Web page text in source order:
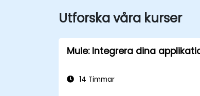
Utforska våra kurser
Mule: Integrera dina
14 Timmar